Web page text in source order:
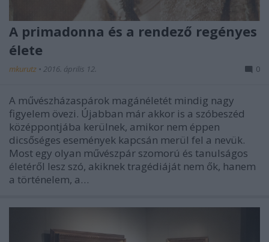
A primadonna és a rendező regényes
élete
mkurutz • 2016. április 12. 0
A művészházaspárok magánéletét mindig nagy
figyelem övezi. Újabban már akkor is a szóbeszéd
középpontjába kerülnek, amikor nem éppen
dicsőséges események kapcsán merül fel a nevük.
Most egy olyan művészpár szomorú és tanulságos
életéről lesz szó, akiknek tragédiáját nem ők, hanem
a történelem, a…